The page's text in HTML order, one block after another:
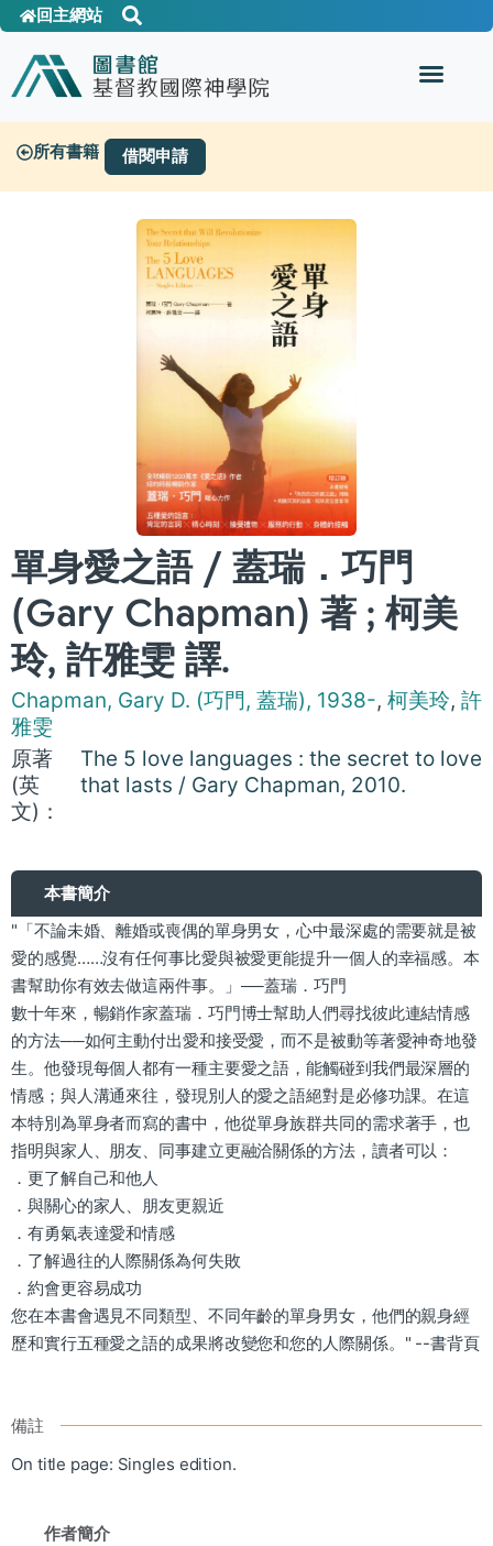
回主網站
所有書籍 借閱申請
單身愛之語 / 蓋瑞．巧門
(Gary Chapman) 著 ; 柯美
玲, 許雅雯 譯.
Chapman, Gary D. (巧門, 蓋瑞), 1938-, 柯美玲, 許
雅雯
原著
(英
文)：
The 5 love languages : the secret to love
that lasts / Gary Chapman, 2010.
本書簡介
作者簡介
"「不論未婚、離婚或喪偶的單身男女，心中最深處的需要就是被
愛的感覺……沒有任何事比愛與被愛更能提升一個人的幸福感。本
書幫助你有效去做這兩件事。」──蓋瑞．巧門
數十年來，暢銷作家蓋瑞．巧門博士幫助人們尋找彼此連結情感
的方法──如何主動付出愛和接受愛，而不是被動等著愛神奇地發
生。他發現每個人都有一種主要愛之語，能觸碰到我們最深層的
情感；與人溝通來往，發現別人的愛之語絕對是必修功課。在這
本特別為單身者而寫的書中，他從單身族群共同的需求著手，也
指明與家人、朋友、同事建立更融洽關係的方法，讀者可以：
．更了解自己和他人
．與關心的家人、朋友更親近
．有勇氣表達愛和情感
．了解過往的人際關係為何失敗
．約會更容易成功
您在本書會遇見不同類型、不同年齡的單身男女，他們的親身經
歷和實行五種愛之語的成果將改變您和您的人際關係。" --書背頁
備註
On title page: Singles edition.